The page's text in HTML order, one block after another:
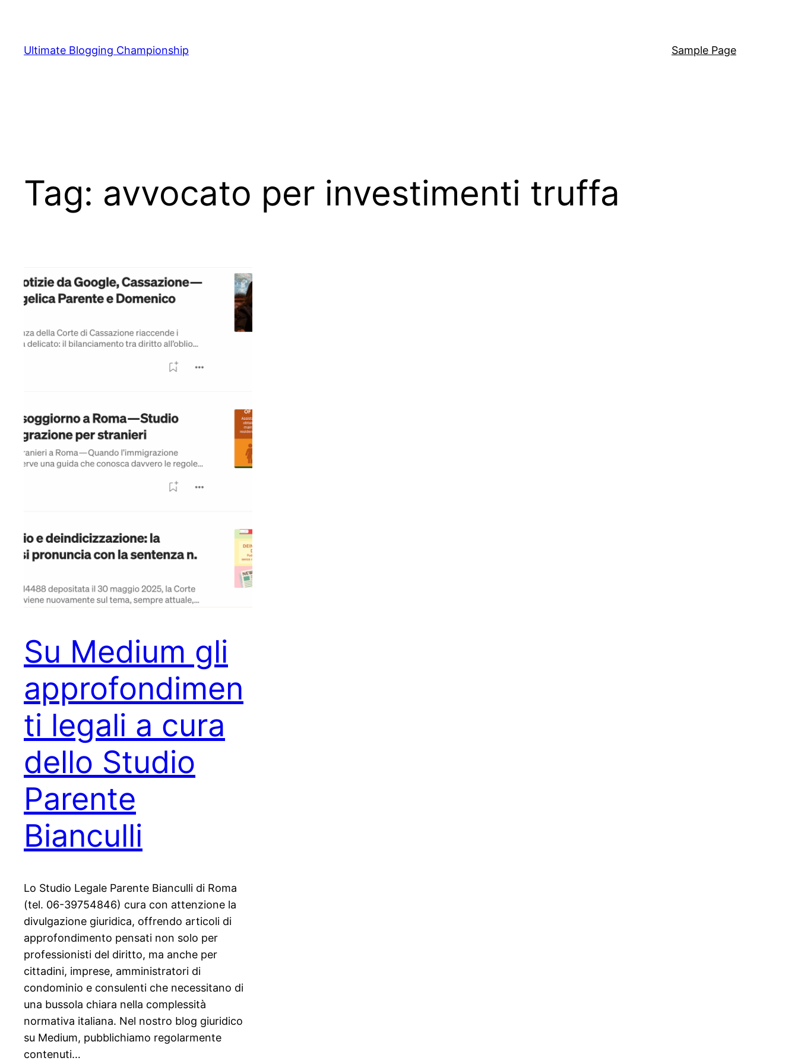
contenuto
Ultimate Blogging Championship Sample Page
Tag: avvocato per investimenti truffa
Su Medium gli
approfondimen
ti legali a cura
dello Studio
Parente
Bianculli
Lo Studio Legale Parente Bianculli di Roma
(tel. 06-39754846) cura con attenzione la
divulgazione giuridica, offrendo articoli di
approfondimento pensati non solo per
professionisti del diritto, ma anche per
cittadini, imprese, amministratori di
condominio e consulenti che necessitano di
una bussola chiara nella complessità
normativa italiana. Nel nostro blog giuridico
su Medium, pubblichiamo regolarmente
contenuti…